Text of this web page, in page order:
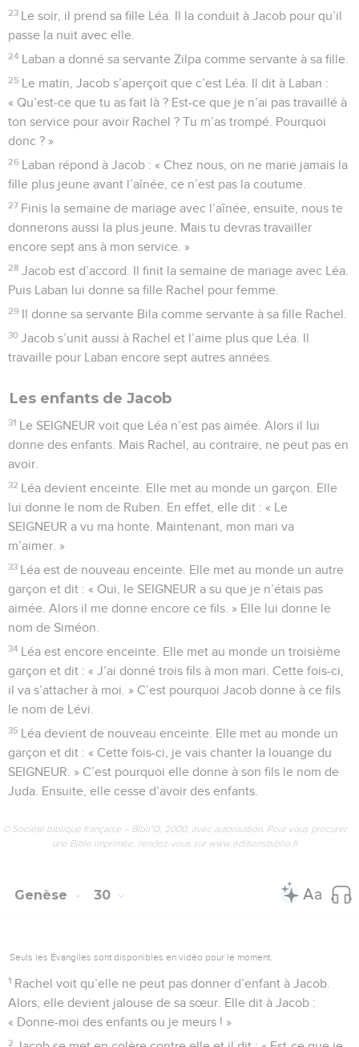
23 Le soir, il prend sa fille Léa. Il la conduit à Jacob pour qu’il
passe la nuit avec elle.
24 Laban a donné sa servante Zilpa comme servante à sa fille.
25 Le matin, Jacob s’aperçoit que c’est Léa. Il dit à Laban :
« Qu’est-ce que tu as fait là ? Est-ce que je n’ai pas travaillé à
ton service pour avoir Rachel ? Tu m’as trompé. Pourquoi
donc ? »
26 Laban répond à Jacob : « Chez nous, on ne marie jamais la
fille plus jeune avant l’aînée, ce n’est pas la coutume.
27 Finis la semaine de mariage avec l’aînée, ensuite, nous te
donnerons aussi la plus jeune. Mais tu devras travailler
encore sept ans à mon service. »
28 Jacob est d’accord. Il finit la semaine de mariage avec Léa.
Puis Laban lui donne sa fille Rachel pour femme.
29 Il donne sa servante Bila comme servante à sa fille Rachel.
30 Jacob s’unit aussi à Rachel et l’aime plus que Léa. Il
travaille pour Laban encore sept autres années.
Les enfants de Jacob
31 Le SEIGNEUR voit que Léa n’est pas aimée. Alors il lui
donne des enfants. Mais Rachel, au contraire, ne peut pas en
avoir.
32 Léa devient enceinte. Elle met au monde un garçon. Elle
lui donne le nom de Ruben. En effet, elle dit : « Le
SEIGNEUR a vu ma honte. Maintenant, mon mari va
m’aimer. »
33 Léa est de nouveau enceinte. Elle met au monde un autre
garçon et dit : « Oui, le SEIGNEUR a su que je n’étais pas
aimée. Alors il me donne encore ce fils. » Elle lui donne le
nom de Siméon.
34 Léa est encore enceinte. Elle met au monde un troisième
garçon et dit : « J’ai donné trois fils à mon mari. Cette fois-ci,
il va s’attacher à moi. » C’est pourquoi Jacob donne à ce fils
le nom de Lévi.
35 Léa devient de nouveau enceinte. Elle met au monde un
garçon et dit : « Cette fois-ci, je vais chanter la louange du
SEIGNEUR. » C’est pourquoi elle donne à son fils le nom de
Juda. Ensuite, elle cesse d’avoir des enfants.
© Société biblique française – Bibli’O, 2000, avec autorisation. Pour vous procurer
une Bible imprimée, rendez-vous sur www.editionsbiblio.fr
Genèse 30
Seuls les Évangiles sont disponibles en vidéo pour le moment.
1 Rachel voit qu’elle ne peut pas donner d’enfant à Jacob.
Alors, elle devient jalouse de sa sœur. Elle dit à Jacob :
« Donne-moi des enfants ou je meurs ! »
2